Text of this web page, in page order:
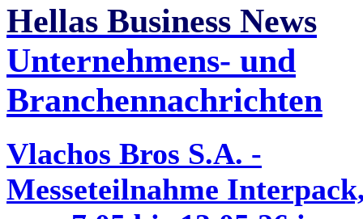
Hellas Business News
Unternehmens- und
Branchennachrichten
Vlachos Bros S.A. -
Messeteilnahme